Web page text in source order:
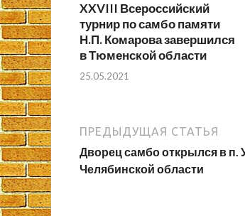
XXVIII Всероссийский
турнир по самбо памяти
Н.П. Комарова завершился
в Тюменской области
25.05.2021
ПРЕДЫДУЩАЯ СТАТЬЯ
Дворец самбо открылся в п.
Челябинской области